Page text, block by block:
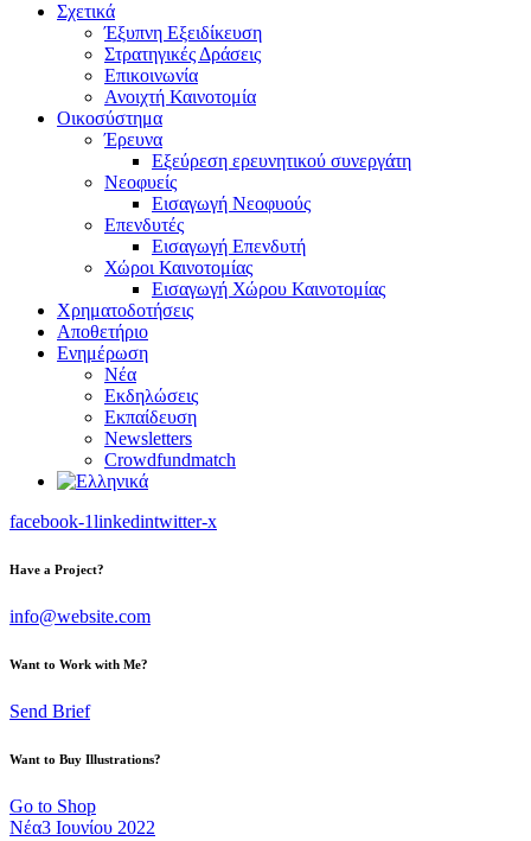
Σχετικά
Έξυπνη Εξειδίκευση
Στρατηγικές Δράσεις
Επικοινωνία
Ανοιχτή Καινοτομία
Οικοσύστημα
Έρευνα
Εξεύρεση ερευνητικού συνεργάτη
Νεοφυείς
Εισαγωγή Νεοφυούς
Επενδυτές
Εισαγωγή Επενδυτή
Χώροι Καινοτομίας
Εισαγωγή Χώρου Καινοτομίας
Χρηματοδοτήσεις
Αποθετήριο
Ενημέρωση
Νέα
Εκδηλώσεις
Εκπαίδευση
Newsletters
Crowdfundmatch
facebook-1linkedintwitter-x
Have a Project?
info@website.com
Want to Work with Me?
Send Brief
Want to Buy Illustrations?
Go to Shop
Νέα3 Ιουνίου 2022